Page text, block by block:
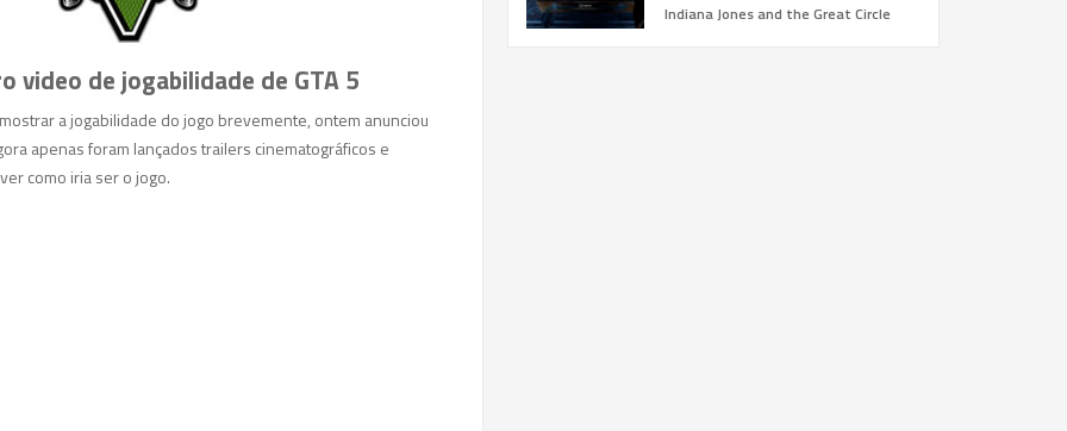
video de jogabilidade de GTA 5
a jogabilidade do jogo brevemente, ontem anunciou
apenas foram lançados trailers cinematográficos e
como iria ser o jogo.
Indiana Jones and the Great Circle